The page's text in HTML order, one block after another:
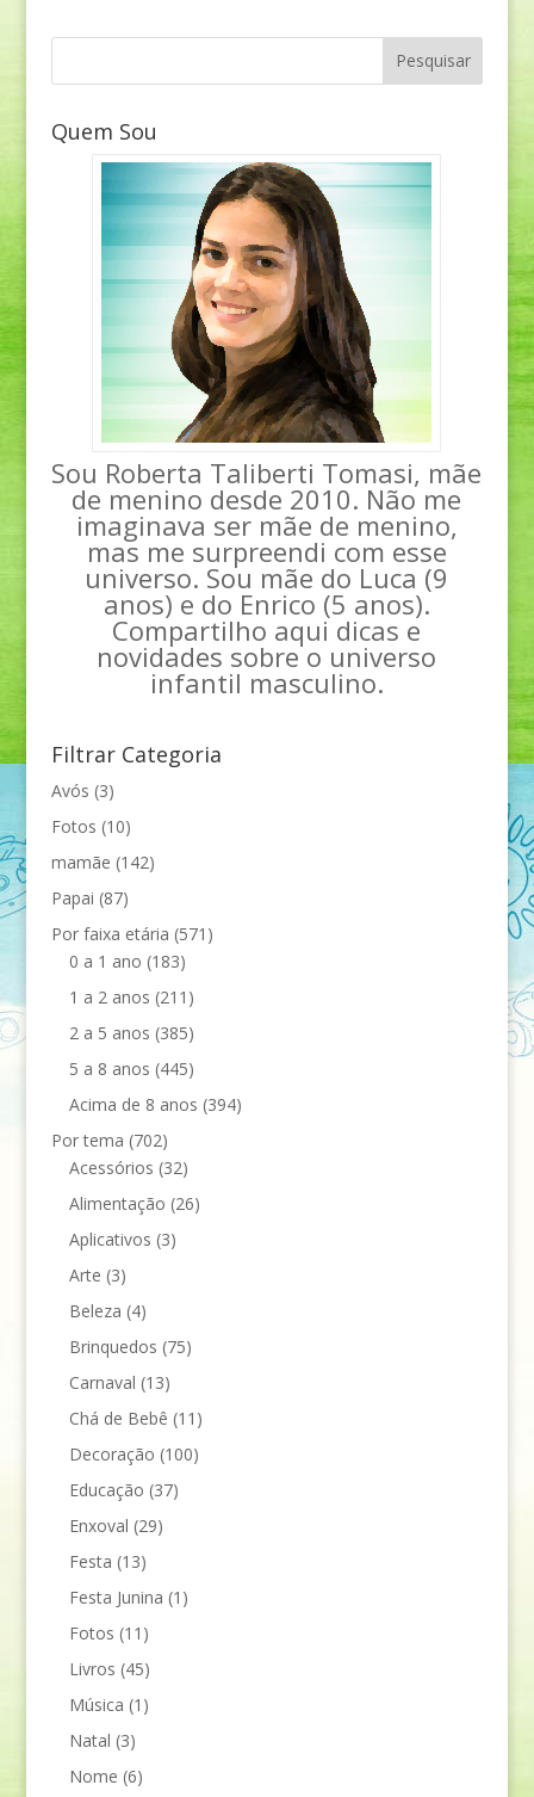
Quem Sou
Sou Roberta Taliberti Tomasi, mãe
de menino desde 2010. Não me
imaginava ser mãe de menino,
mas me surpreendi com esse
universo. Sou mãe do Luca (9
anos) e do Enrico (5 anos).
Compartilho aqui dicas e
novidades sobre o universo
infantil masculino.
Filtrar Categoria
Avós (3)
Fotos (10)
mamãe (142)
Papai (87)
Por faixa etária (571)
0 a 1 ano (183)
1 a 2 anos (211)
2 a 5 anos (385)
5 a 8 anos (445)
Acima de 8 anos (394)
Por tema (702)
Acessórios (32)
Alimentação (26)
Aplicativos (3)
Arte (3)
Beleza (4)
Brinquedos (75)
Carnaval (13)
Chá de Bebê (11)
Decoração (100)
Educação (37)
Enxoval (29)
Festa (13)
Festa Junina (1)
Fotos (11)
Livros (45)
Música (1)
Natal (3)
Nome (6)